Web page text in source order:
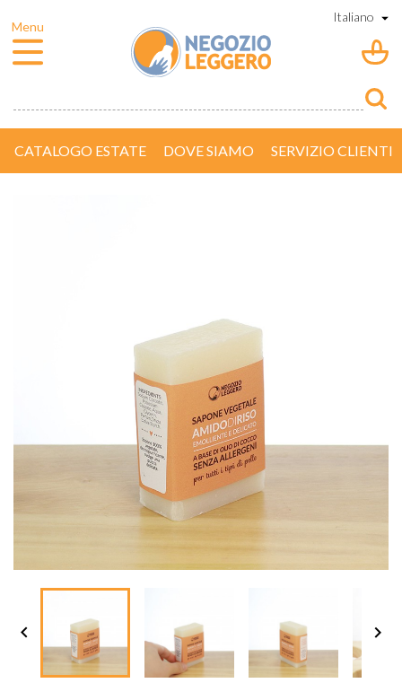

CATALOGO ESTATE DOVE SIAMO SERVIZIO CLIENTI
 